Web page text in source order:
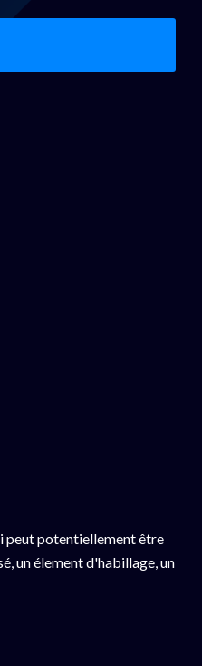
peut potentiellement être
un élement d'habillage, un